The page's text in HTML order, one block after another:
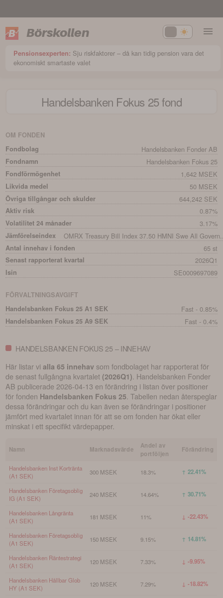
Börskollen
Pensionsexperten: Sju riskfaktorer – då kan tidig pension vara det
ekonomiskt smartaste valet
Handelsbanken Fokus 25fond
OM FONDEN
Fondbolag
Handelsbanken Fonder AB
Fondnamn Handelsbanken Fokus 25
Fondförmögenhet 1,642 MSEK
Likvida medel 50 MSEK
Övriga tillgångar och skulder 644,242 SEK
Aktiv risk 0.87%
Volatilitet 24 månader 3.17%
Jämförelseindex OMRX Treasury Bill Index 37.50 HMNI Swe All
Antal innehav i fonden 65 st
Senast rapporterat kvartal 2026Q1
Isin SE0009697089
FÖRVALTNINGSAVGIFT
Handelsbanken Fokus 25 A1 SEK
Fast - 0.85%
Handelsbanken Fokus 25 A9 SEK Fast - 0.4%
HANDELSBANKEN FOKUS 25 – INNEHAV
Här listar vialla 65 innehav som fondbolaget har rapporterat för
de senast fullgångna kvartalet (2026Q1) Handelsbanken Fonder
AB publicerade 2026-04-13 en förändring i listan över positioner
för fonden Handelsbanken Fokus 25 . Tabellen nedan återspeglar
dessa förändringar och du kan även se förändringar i positioner
jämfört med kvartalet innan för att se om fonden har ökat eller
minskat i ett specifikt värdepapper.
Namn Marknadsvärde
Andel av
portföljen
Förändring
Handelsbanken Inst Kortränta
(A1 SEK)
300 MSEK 18.3% ↑ 22.41%
Handelsbanken Företagsoblig
IG (A1 SEK)
240 MSEK 14.64% ↑ 30.71%
Handelsbanken Långränta
(A1 SEK)
181 MSEK 11% ↓ -22.43%
Handelsbanken Företagsoblig
(A1 SEK)
150 MSEK 9.15% ↑ 14.81%
Handelsbanken Räntestrategi
(A1 SEK)
120 MSEK 7.33% ↓ -9.95%
Handelsbanken Hållbar Glob
HY (A1 SEK)
120 MSEK 7.29% ↓ -18.82%